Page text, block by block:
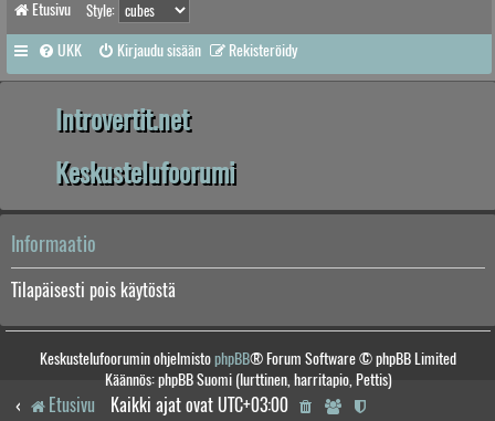
Etusivu Style:
UKK Kirjaudu sisään Rekisteröidy
Introvertit.net
Keskustelufoorumi
Informaatio
Tilapäisesti pois käytöstä
Keskustelufoorumin ohjelmistophpBB® Forum Software © phpBB Limited
Käännös: phpBB Suomi (lurttinen, harritapio, Pettis)
Etusivu Kaikki ajat ovat UTC+03:00